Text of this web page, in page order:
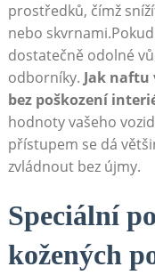
prostředků, čímž
nebo
dostatečně odolné
odborníky. Jak
bez poškození
hodnoty vašeho
přístupem se dá
zvládnout bez újmy.
Speciální
kožených